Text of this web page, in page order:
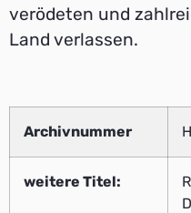
verödeten und
Land verlassen.
Archivnummer
weitere Titel: